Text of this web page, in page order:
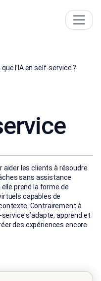
l’IA en self‑service ?
aider les clients à résoudre
sans assistance
prend la forme de
capables de
Contrairement à
s’adapte, apprend et
des expériences encore